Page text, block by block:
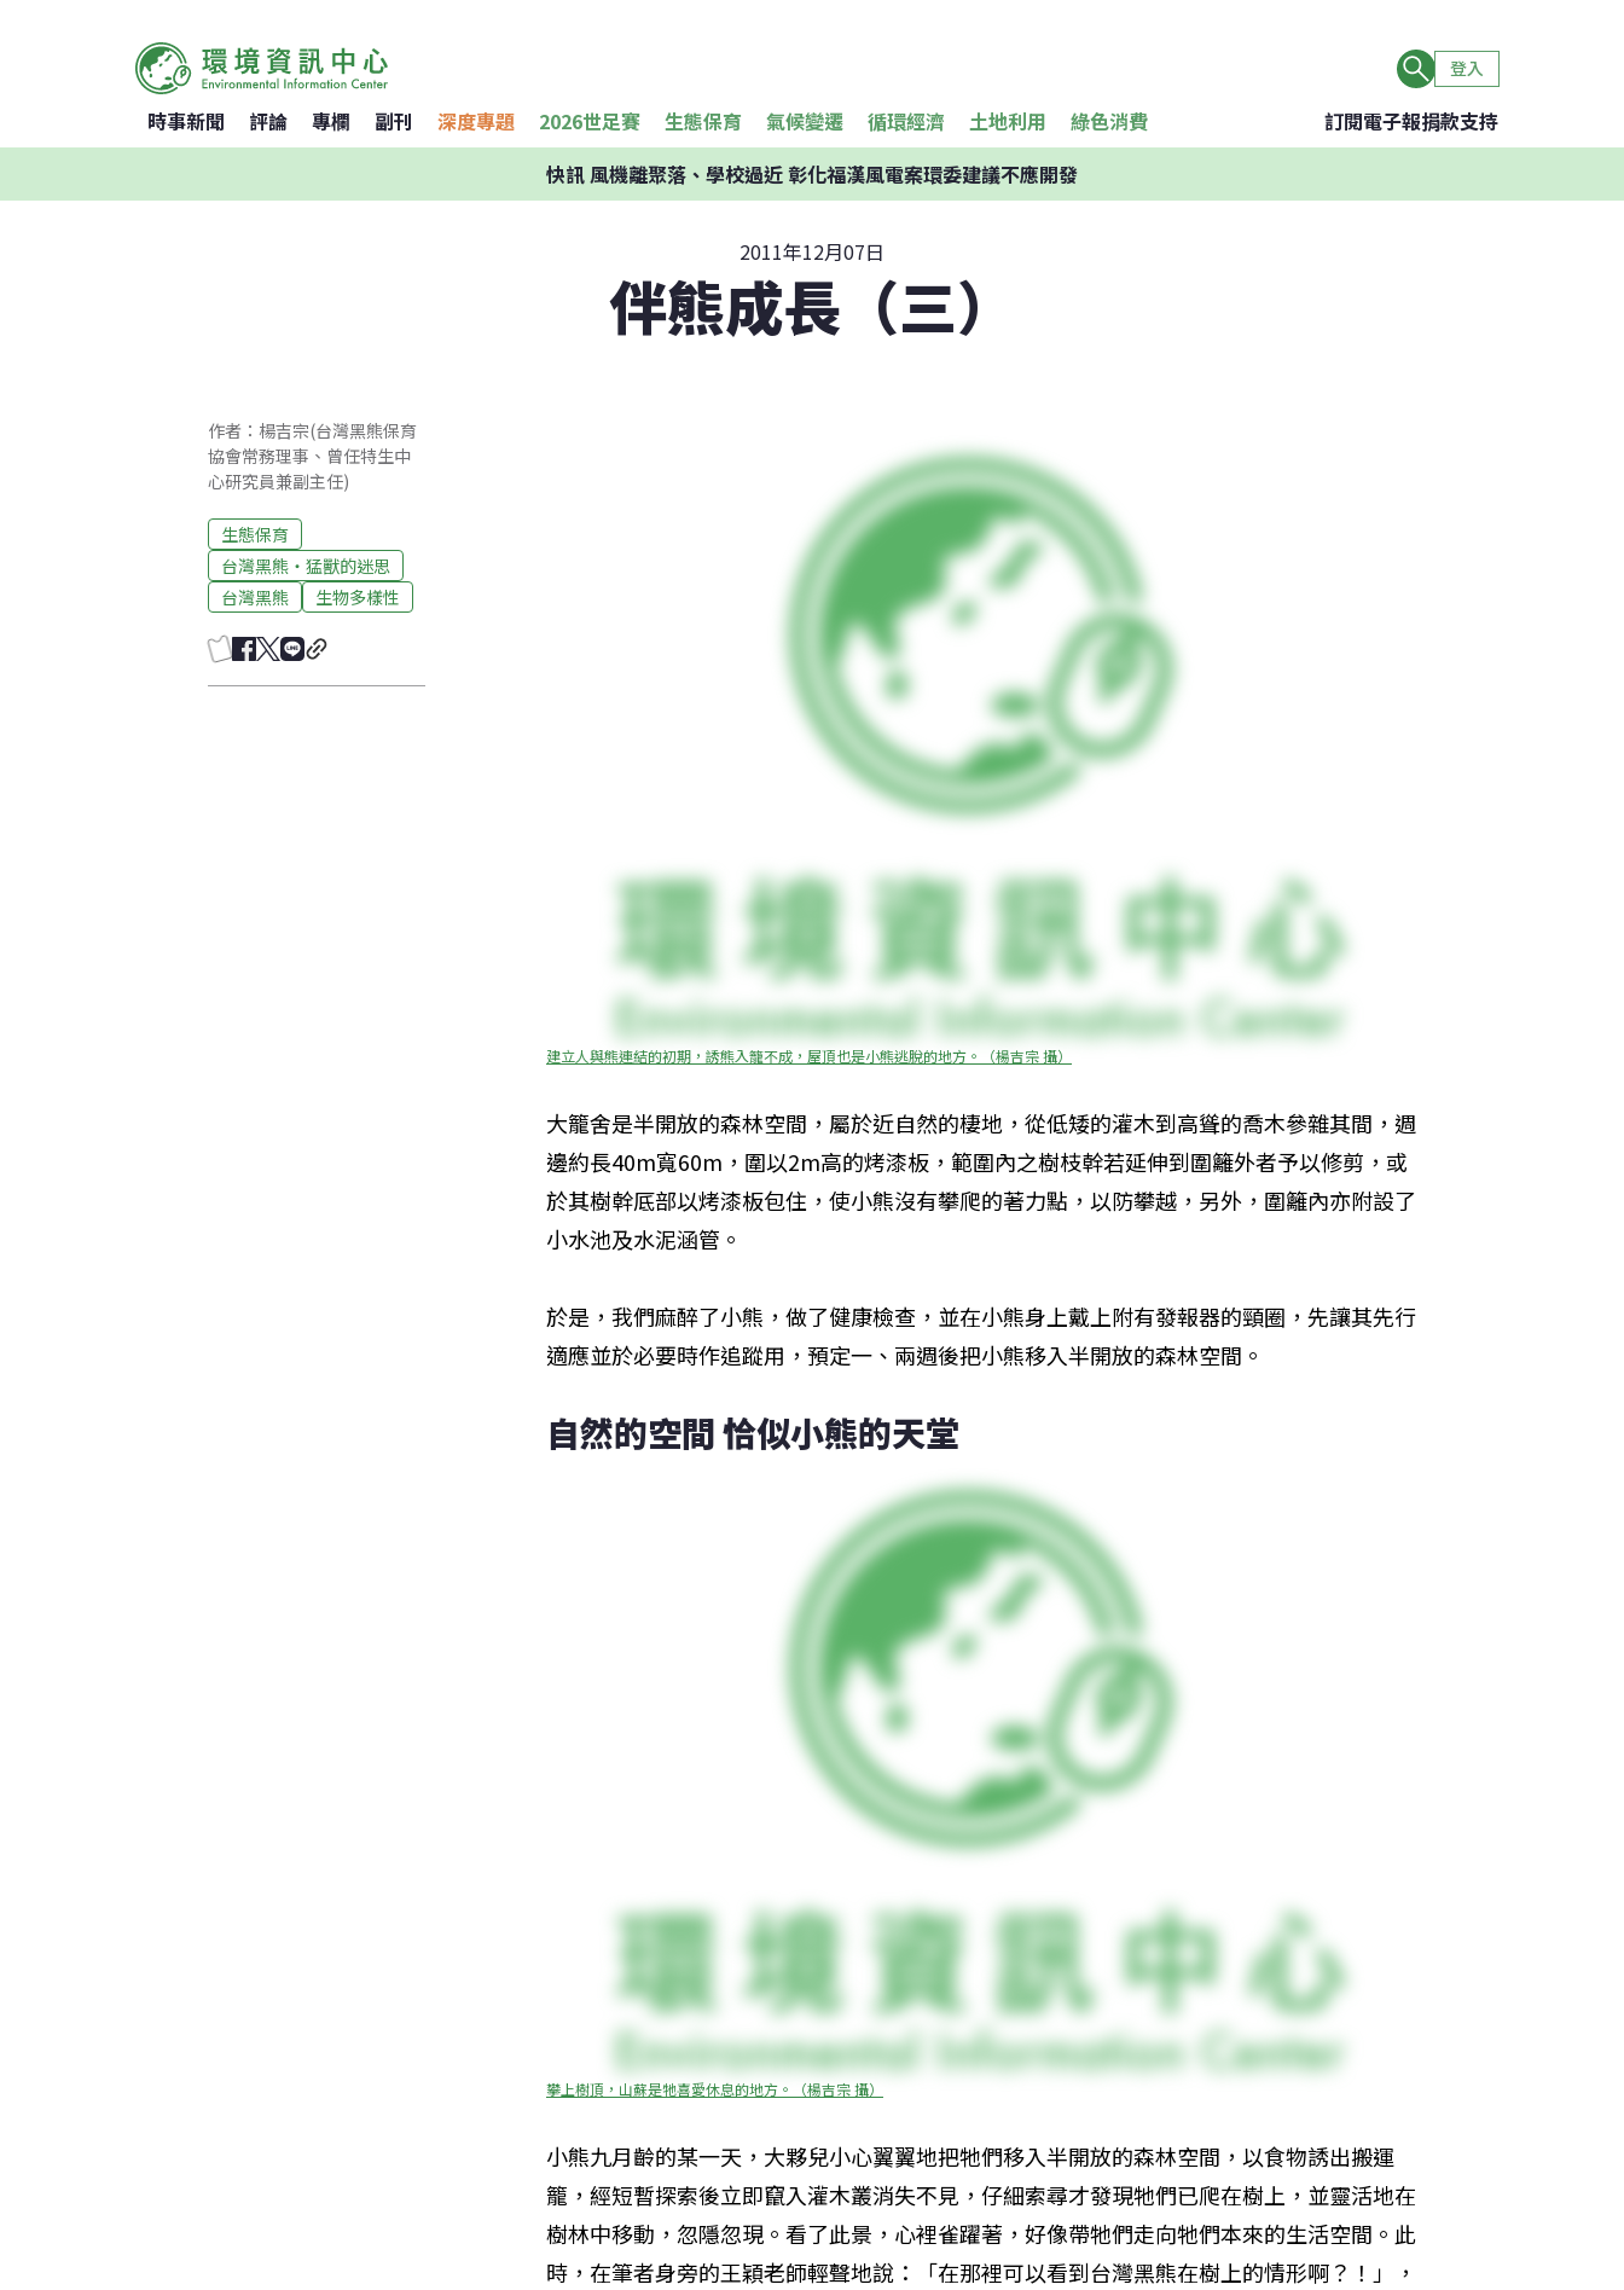
登入
時事新聞 評論 專欄 副刊 深度專題 2026世足賽 生態保育 氣候變遷 循環經濟 土地利用 綠色消費 訂閱電子報捐款支持
快訊風機離聚落、學校過近 彰化福漢風電案環委建議不應開發
2011年12月07日
伴熊成長（三）
作者：楊吉宗(台灣黑熊保育
協會常務理事、曾任特生中
心研究員兼副主任)
生態保育
台灣黑熊‧猛獸的迷思
台灣黑熊
生物多樣性
建立人與熊連結的初期，誘熊入籠不成，屋頂也是小熊逃脫的地方。（楊吉宗 攝）
大籠舍是半開放的森林空間，屬於近自然的棲地，從低矮的灌木到高聳的喬木參雜其間，週
邊約長40m寬60m，圍以2m高的烤漆板，範圍內之樹枝幹若延伸到圍籬外者予以修剪，或
於其樹幹厎部以烤漆板包住，使小熊沒有攀爬的著力點，以防攀越，另外，圍籬內亦附設了
小水池及水泥涵管。
於是，我們麻醉了小熊，做了健康檢查，並在小熊身上戴上附有發報器的頸圈，先讓其先行
適應並於必要時作追蹤用，預定一、兩週後把小熊移入半開放的森林空間。
自然的空間 恰似小熊的天堂
攀上樹頂，山蘇是牠喜愛休息的地方。（楊吉宗 攝）
小熊九月齡的某一天，大夥兒小心翼翼地把牠們移入半開放的森林空間，以食物誘出搬運
籠，經短暫探索後立即竄入灌木叢消失不見，仔細索尋才發現牠們已爬在樹上，並靈活地在
樹林中移動，忽隱忽現。看了此景，心裡雀躍著，好像帶牠們走向牠們本來的生活空間。此
時，在筆者身旁的王穎老師輕聲地說：「在那裡可以看到台灣黑熊在樹上的情形啊？！」，